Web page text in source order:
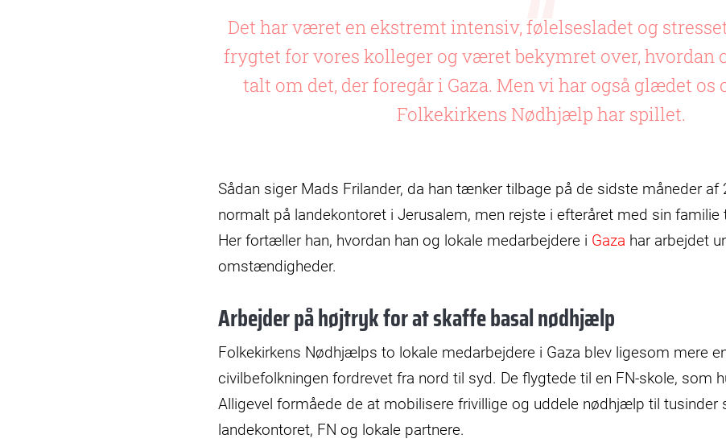
Det har været en ekstremt intensiv, følelsesladet og
frygtet for vores kolleger og været bekymret over, hvordan
talt om det, der foregår i Gaza. Men vi har også glædet os
Folkekirkens Nødhjælp har spillet.
Sådan siger Mads Frilander, da han tænker tilbage på de sidste måneder af
normalt på landekontoret i Jerusalem, men rejste i efteråret med sin familie
Her fortæller han, hvordan han og lokale medarbejdere i Gaza har arbejdet
omstændigheder.
Arbejder på højtryk for at skaffe basal nødhjælp
Folkekirkens Nødhjælps to lokale medarbejdere i Gaza blev ligesom mere
civilbefolkningen fordrevet fra nord til syd. De flygtede til en FN-skole, som
Alligevel formåede de at mobilisere frivillige og uddele nødhjælp til tusinder
landekontoret, FN og lokale partnere.